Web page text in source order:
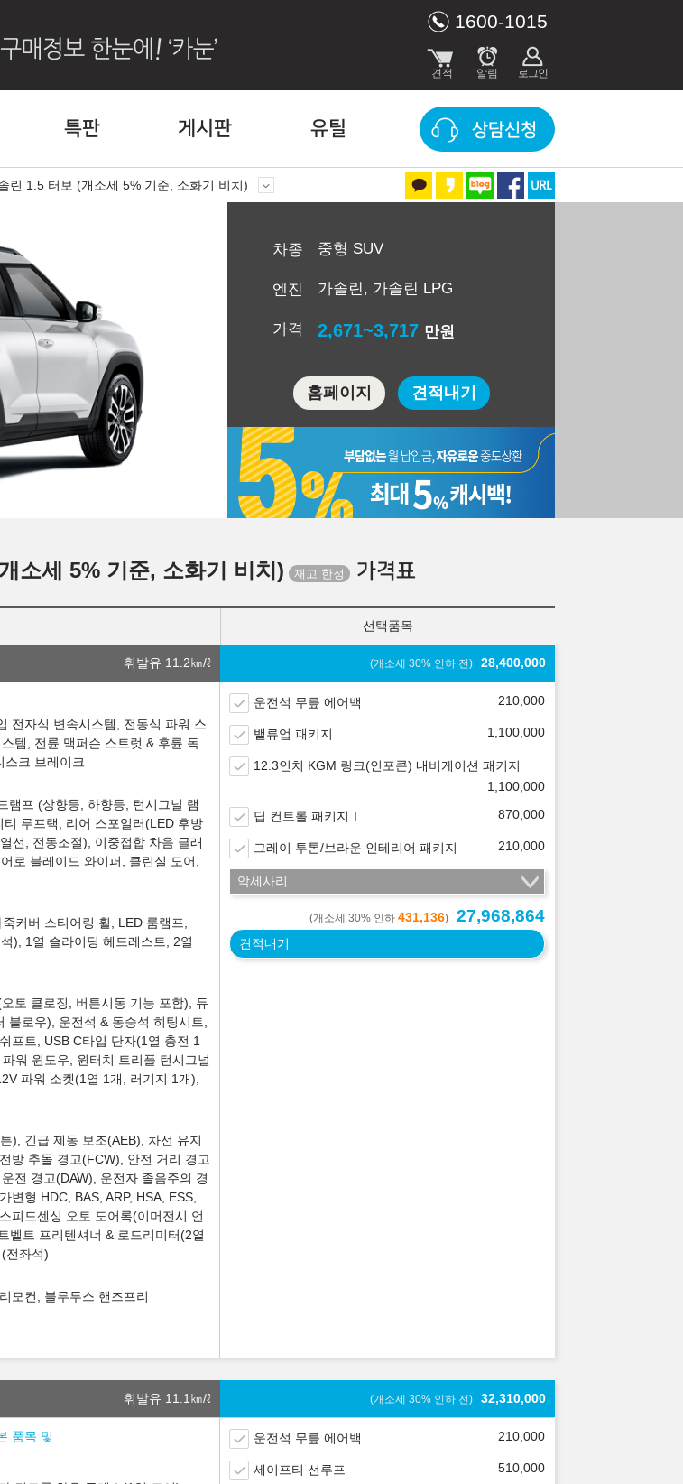
1600-1015
특판 게시판 유틸 상담신청
린 1.5 터보 (개소세 5% 기준, 소화기 비치)
차종 중형 SUV
엔진 가솔린, 가솔린 LPG
가격 2,671~3,717 만원
홈페이지 견적내기
소세 5% 기준, 소화기 비치) 가격표
선택품목
휘발유 11.2㎞/ℓ (개소세 30% 인하 전) 28,400,000
전자식 변속시스템, 전동식 파워 스
템, 전륜 맥퍼슨 스트럿 & 후륜 독
스크 브레이크
램프 (상향등, 하향등, 턴시그널 램
루프랙, 리어 스포일러(LED 후방
선, 전동조절), 이중접합 차음 글래
로 블레이드 와이퍼, 클린실 도어,
커버 스티어링 휠, LED 룸램프,
), 1열 슬라이딩 헤드레스트, 2열
토 클로징, 버튼시동 기능 포함), 듀
로우), 운전석 & 동승석 히팅시트,
프트, USB C타입 단자(1열 충전 1
워 윈도우, 원터치 트리플 턴시그널
파워 소켓(1열 1개, 러기지 1개),
), 긴급 제동 보조(AEB), 차선 유지
방 추돌 경고(FCW), 안전 거리 경고
전 경고(DAW), 운전자 졸음주의 경
형 HDC, BAS, ARP, HSA, ESS,
피드센싱 오토 도어록(이머전시 언
벨트 프리텐셔너 & 로드리미터(2열
전좌석)
모컨, 블루투스 핸즈프리
운전석 무릎 에어백 210,000
밸류업 패키지 1,100,000
12.3인치 KGM 링크(인포콘) 내비게이션 패키지
1,100,000
딥 컨트롤 패키지Ⅰ 870,000
그레이 투톤/브라운 인테리어 패키지 210,000
악세사리
(개소세 30% 인하 431,136) 27,968,864
견적내기
휘발유 11.1 ㎞/ℓ (개소세 30% 인하 전) 32,310,000
품목 및 운전석 무릎 에어백 210,000
세이프티 선루프 510,000